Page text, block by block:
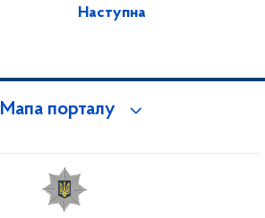
Наступна
Мапа порталу